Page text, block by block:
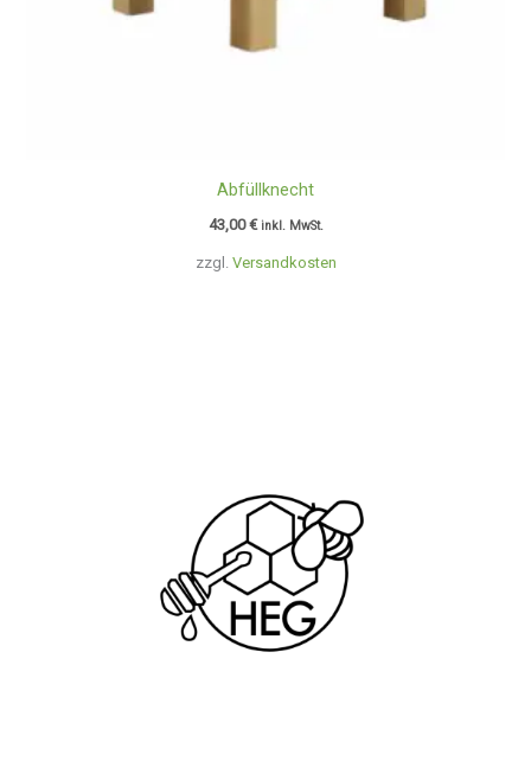
zzgl. Versandkosten
Abfüllknecht
43,00€ inkl. MwSt.